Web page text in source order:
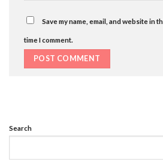
Save my name, email, and website in
time I comment.
Search